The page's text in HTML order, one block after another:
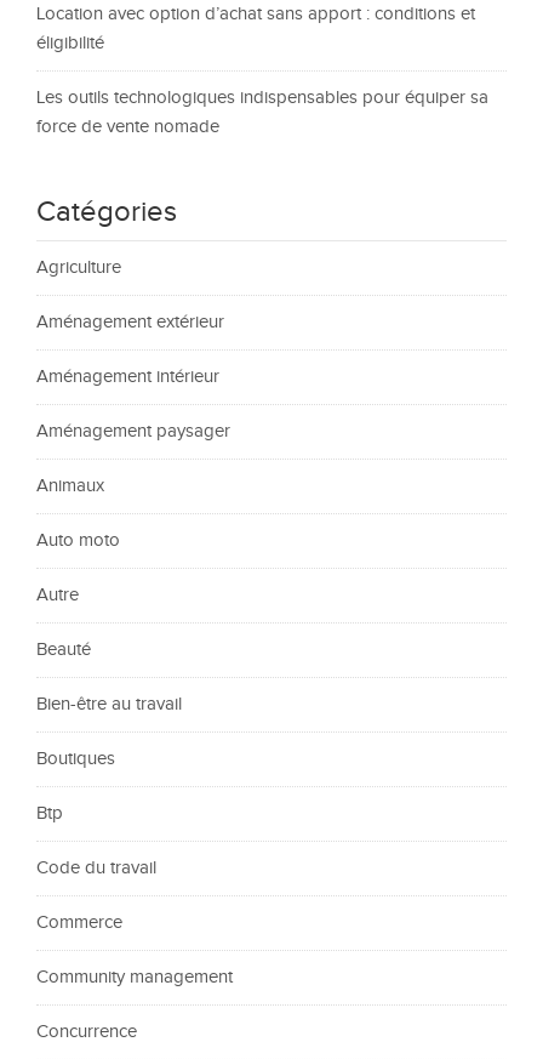
Location avec option d’achat sans apport : conditions et
éligibilité
Les outils technologiques indispensables pour équiper sa
force de vente nomade
Catégories
Agriculture
Aménagement extérieur
Aménagement intérieur
Aménagement paysager
Animaux
Auto moto
Autre
Beauté
Bien-être au travail
Boutiques
Btp
Code du travail
Commerce
Community management
Concurrence